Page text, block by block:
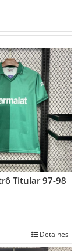
Titular 97-98
Detalhes